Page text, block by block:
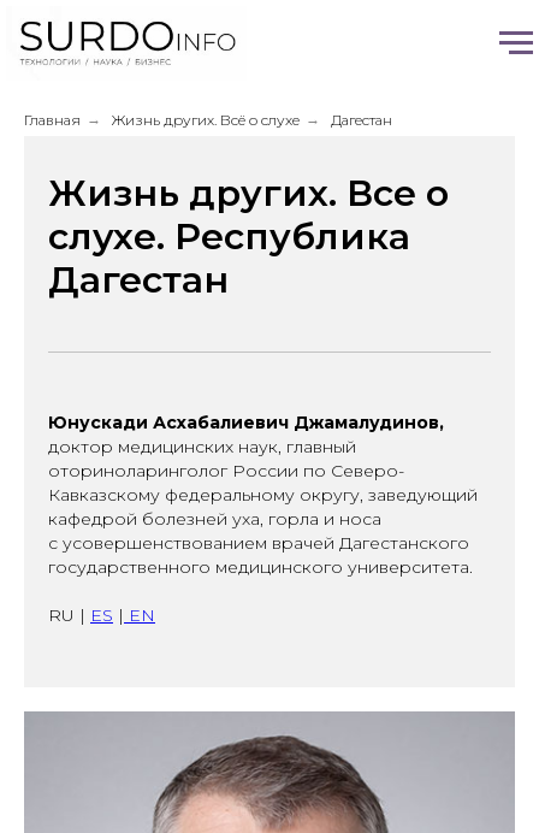
Главная → Жизнь других. Всё о слухе → Дагестан
Жизнь других. Все о
слухе. Республика
Дагестан
Юнускади Асхабалиевич Джамалудинов,
доктор медицинских наук, главный
оториноларинголог России по Северо-
Кавказскому федеральному округу, заведующий
кафедрой болезней уха, горла и носа
с усовершенствованием врачей Дагестанского
государственного медицинского университета.
RU | ES | EN